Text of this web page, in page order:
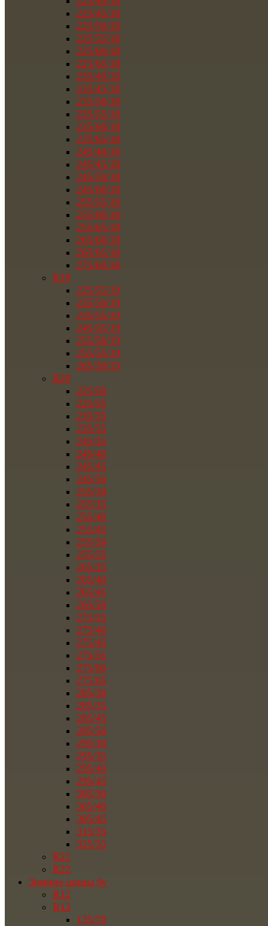
225/45/18
225/50/18
225/55/18
225/60/18
225/65/18
235/40/18
235/45/18
235/50/18
235/55/18
235/60/18
235/65/18
245/40/18
245/45/18
245/50/18
245/60/18
255/55/18
255/60/18
255/65/18
265/60/18
265/65/18
275/60/18
R19
225/55/19
235/50/19
235/55/19
245/55/19
255/50/19
255/55/19
265/50/19
R20
225/50
225/55
235/35
235/55
245/35
245/40
245/45
245/50
255/30
255/35
255/40
255/45
255/50
255/55
265/35
265/40
265/45
265/50
275/35
275/40
275/45
275/55
275/60
275/65
285/30
285/35
285/45
285/50
295/30
295/35
295/40
295/45
305/30
305/40
305/45
315/35
325/35
R21
R22
Зимние шины бу
R12
R13
135/70